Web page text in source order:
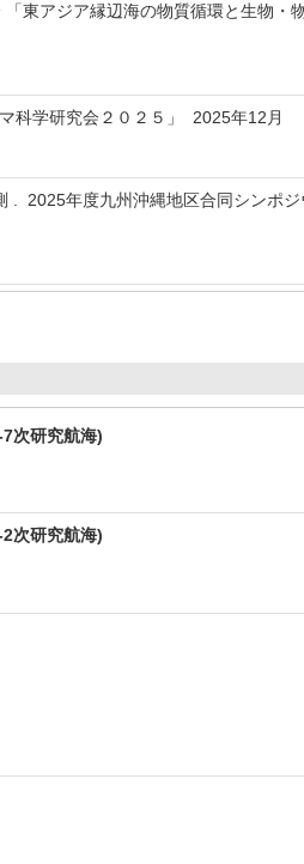
東アジア縁辺海の物質循環と生物・
科学研究会２０２５」 2025年12月
. 2025年度九州沖縄地区合同シンポジ
次研究航海)
次研究航海)